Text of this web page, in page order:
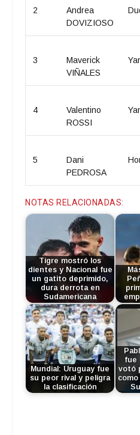
2
Andrea
DOVIZIOSO
3
Maverick
VIÑALES
4
Valentino
ROSSI
5
Dani
PEDROSA
NOTAS RELACIONADAS:
Tigre mostró los
dientes y Nacional fue
un gatito deprimido,
dura derrota en
Sudamericana
Mundial: Uruguay fue
su peor rival y peligra
la clasificación
fue
votó